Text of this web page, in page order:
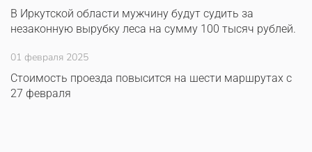
В Иркутской области мужчину будут судить за
незаконную вырубку леса на сумму 100 тысяч рублей.
01 февраля 2025
Стоимость проезда повысится на шести маршрутах с
27 февраля